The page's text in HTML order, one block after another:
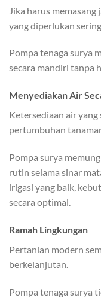
Jika harus
yang diperlukan
Pompa tenaga surya
secara mandiri tanpa
Menyediakan Air
Ketersediaan air
pertumbuhan
Pompa surya
rutin selama sinar
irigasi yang baik,
secara optimal.
Ramah Lingkungan
Pertanian modern
berkelanjutan.
Pompa tenaga surya